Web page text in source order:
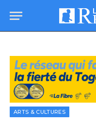
ARTS & CULTURES